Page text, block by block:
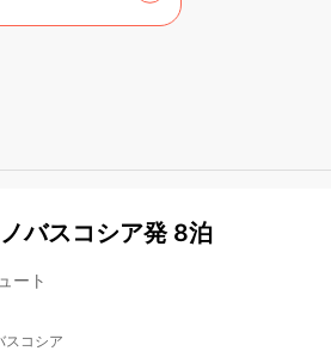
バスコシア発 8泊
ート
スコシア